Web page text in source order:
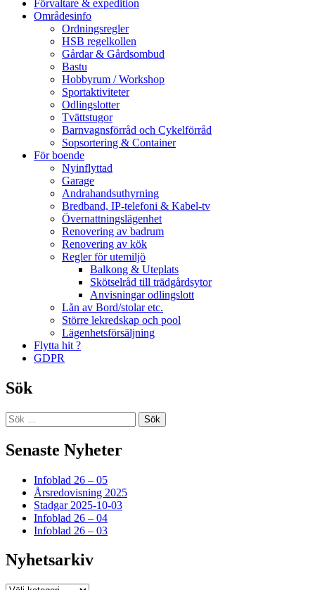
Förvaltare & expedition
Områdesinfo
Ordningsregler
HSB regelkollen
Gårdar & Gårdsombud
Bastu
Hobbyrum / Workshop
Sportaktiviteter
Odlingslotter
Tvättstugor
Barnvagnsförråd och Cykelförråd
Sopsortering & Container
För boende
Nyinflyttad
Garage
Andrahandsuthyrning
Bredband, IP-telefoni & Kabel-tv
Övernattningslägenhet
Renovering av badrum
Renovering av kök
Regler för utemiljö
Balkong & Uteplats
Skötselråd till trädgårdsytor
Anvisningar odlingslott
Lån av Bord/stolar etc.
Större lekredskap och pool
Lägenhetsförsäljning
Flytta hit ?
GDPR
Sök
Sök
efter:
Senaste Nyheter
Infoblad 26 – 05
Årsredovisning 2025
Stadgar 2025-10-03
Infoblad 26 – 04
Infoblad 26 – 03
Nyhetsarkiv